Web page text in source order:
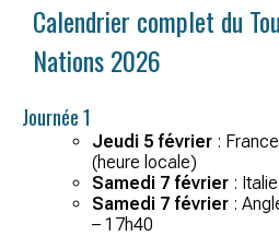
Calendrier complet du
Nations 2026
Journée 1
Jeudi 5 février :
(heure locale)
Samedi 7 février :
Samedi 7 février :
– 17h40